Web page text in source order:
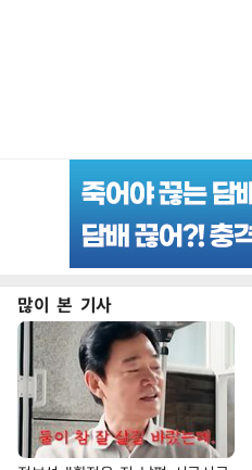
많이 본 기사